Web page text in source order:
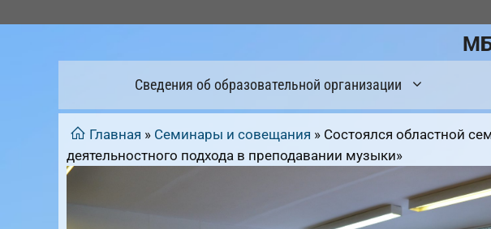
к
Сведения об образовательной организации
Главная » Семинары и совещания » Состоялся областной
деятельностного подхода в преподавании музыки»